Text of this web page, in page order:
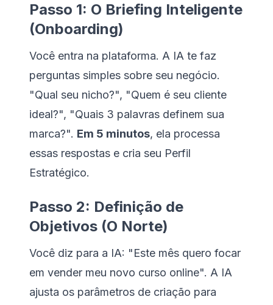
Passo 1: O Briefing Inteligente
(Onboarding)
Você entra na plataforma. A IA te faz
perguntas simples sobre seu negócio.
"Qual seu nicho?", "Quem é seu cliente
ideal?", "Quais 3 palavras definem sua
marca?". Em 5 minutos, ela processa
essas respostas e cria seu Perfil
Estratégico.
Passo 2: Definição de
Objetivos (O Norte)
Você diz para a IA: "Este mês quero focar
em vender meu novo curso online". A IA
ajusta os parâmetros de criação para